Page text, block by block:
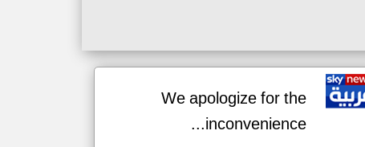
We apologize for the
inconvenience...